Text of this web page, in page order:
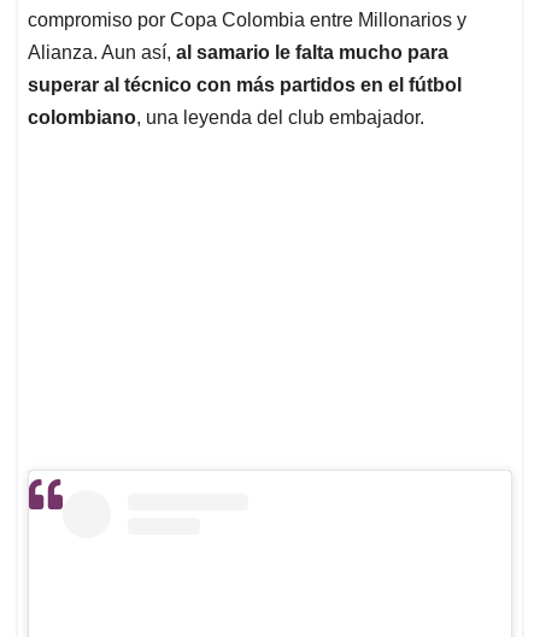
compromiso por Copa Colombia entre Millonarios y
Alianza. Aun así, al samario le falta mucho para
superar al técnico con más partidos en el fútbol
colombiano, una leyenda del club embajador.